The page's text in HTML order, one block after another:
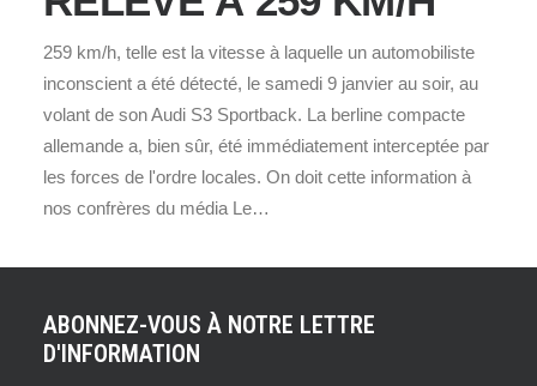
259 km/h, telle est la vitesse à laquelle un automobiliste
inconscient a été détecté, le samedi 9 janvier au soir, au
volant de son Audi S3 Sportback. La berline compacte
allemande a, bien sûr, été immédiatement interceptée par
les forces de l'ordre locales. On doit cette information à
nos confrères du média Le…
ABONNEZ-VOUS À NOTRE LETTRE
D'INFORMATION